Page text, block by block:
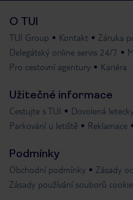
O TUI
TUI Group Kontakt
Záruka
Delegátský online servis 24/7
Pro cestovní agentury
Kariéra
Užitečné informace
Cestujte s TUI Dovolená
Parkování u letiště
Reklamace
Podmínky
Obchodní podmínky
Zásady
Zásady používání souborů cookie